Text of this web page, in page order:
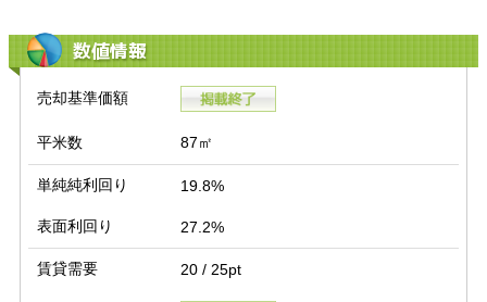
数値情報
売却基準価額
平米数 87㎡
単純純利回り 19.8%
表面利回り 27.2%
賃貸需要 20 / 25pt